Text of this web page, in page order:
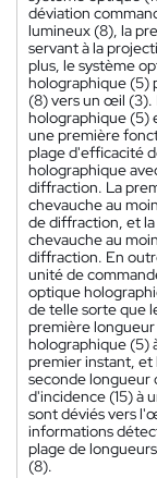
déviation
lumineux (8), la
servant à la
plus, le système
holographique (5)
(8) vers un œil (3).
holographique (5)
une première
plage d'efficacité
holographique
diffraction. La
chevauche au
de diffraction, et
chevauche au
diffraction. En
unité de
optique
de telle sorte que
première
holographique (5)
premier instant, et
seconde longueur
d'incidence (15) à
sont déviés vers
informations
plage de
(8).